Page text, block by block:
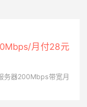
月付28元
务器200Mbps带宽月